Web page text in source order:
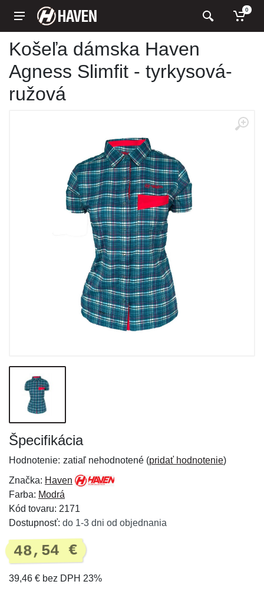
0
Košeľa dámska Haven
Agness Slimfit - tyrkysová-
ružová
Špecifikácia
Hodnotenie: zatiaľ nehodnotené (pridať hodnotenie)
Značka: Haven
Farba: Modrá
Kód tovaru: 2171
Dostupnosť: do 1-3 dni od objednania
48,54 €
39,46 € bez DPH 23%